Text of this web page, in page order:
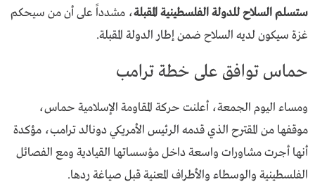
ستسلم السلاح للدولة الفلسطينية المقبلة، مشدداً على أن من سيحكم
غزة سيكون لديه السلاح ضمن إطار الدولة المقبلة.
حماس توافق على خطة ترامب
ومساء اليوم الجمعة، أعلنت حركة المقاومة الإسلامية حماس،
موقفها من المقترح الذي قدمه الرئيس الأمريكي دونالد ترامب، مؤكدة
أنها أجرت مشاورات واسعة داخل مؤسساتها القيادية ومع الفصائل
الفلسطينية والوسطاء والأطراف المعنية قبل صياغة ردها.